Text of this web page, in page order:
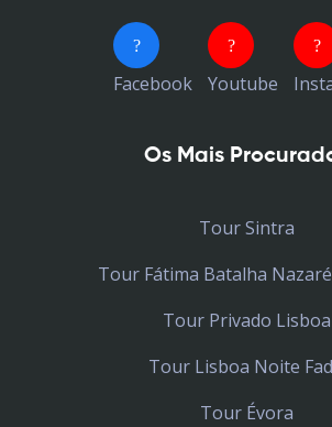
Facebook Youtube
Os Mais
Tour Sintra
Tour Fátima Batalha
Tour Privado Lisboa
Tour Lisboa Noite
Tour Évora